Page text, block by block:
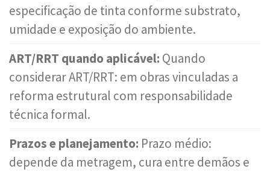
especificação de tinta conforme substrato,
umidade e exposição do ambiente.
ART/RRT quando aplicável: Quando
considerar ART/RRT: em obras vinculadas a
reforma estrutural com responsabilidade
técnica formal.
Prazos e planejamento: Prazo médio:
depende da metragem, cura entre demãos e